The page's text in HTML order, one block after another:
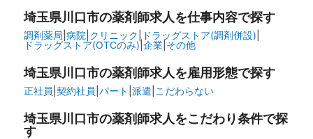
埼玉県川口市の薬剤師求人を仕事内容で探す
調剤薬局 病院 クリニック ドラッグストア(調剤併設)
ドラッグストア(OTCのみ)| 企業| その他
埼玉県川口市の薬剤師求人を雇用形態で探す
正社員 契約社員 パート 派遣 こだわらない
埼玉県川口市の薬剤師求人をこだわり条件で探
す